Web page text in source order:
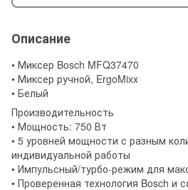
Описание
• Миксер Bosch MFQ37470
• Миксер ручной, ErgoMixx
• Белый
Производительность
• Мощность: 750 Вт
• 5 уровней мощности с разным
индивидуальной работы
• Импульсный/турбо-режим для
• Проверенная технология Bosch и